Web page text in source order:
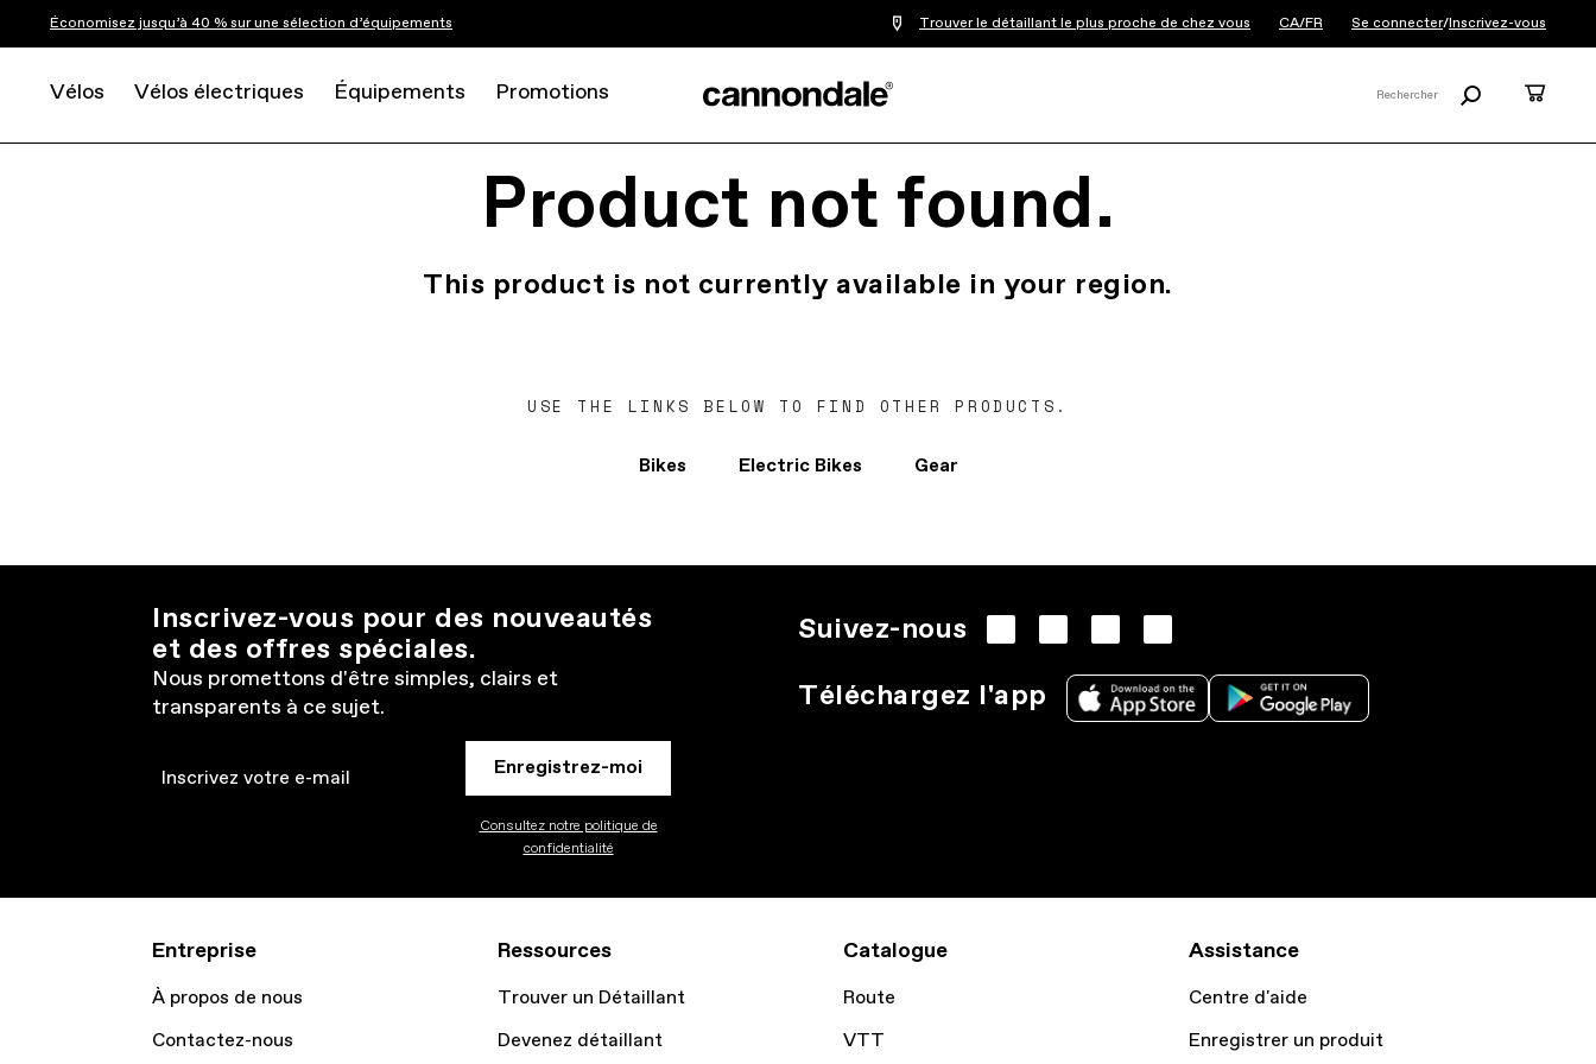
Économisez jusqu’à 40 % sur une sélection d’équipements Trouver le détaillant le plus proche de chez vous CA/FR Se connecter/Inscrivez-vous
Vélos Vélos électriques Équipements Promotions Rechercher
Product not found.
This product is not currently available in your region.
USE THE LINKS BELOW TO FIND OTHER PRODUCTS.
Bikes Electric Bikes Gear
Inscrivez-vous pour des nouveautés
et des offres spéciales.
Nous promettons d'être simples, clairs et
transparents à ce sujet.
Email Enregistrez-moi
Consultez notre politique de
confidentialité
Suivez-nous
Téléchargez l'app
Entreprise
À propos de nous
Contactez-nous
Ressources
Trouver un Détaillant
Devenez détaillant
Catalogue
Route
VTT
Assistance
Centre d'aide
Enregistrer un produit